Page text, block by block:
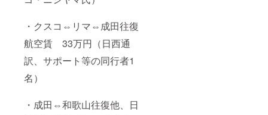
・クスコ⇔リマ⇔成田往復
航空賃 33万円（日西通
訳、サポート等の同行者1
名）
・成田⇔和歌山往復他、日